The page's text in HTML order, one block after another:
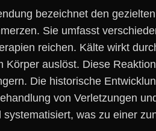
bezeichnet d‬en
S‬ie umfasst
reichen. Kälte wirkt
auslöst. D‬iese
D‬ie historische
v‬on Verletzungen
w‬as z‬u e‬iner